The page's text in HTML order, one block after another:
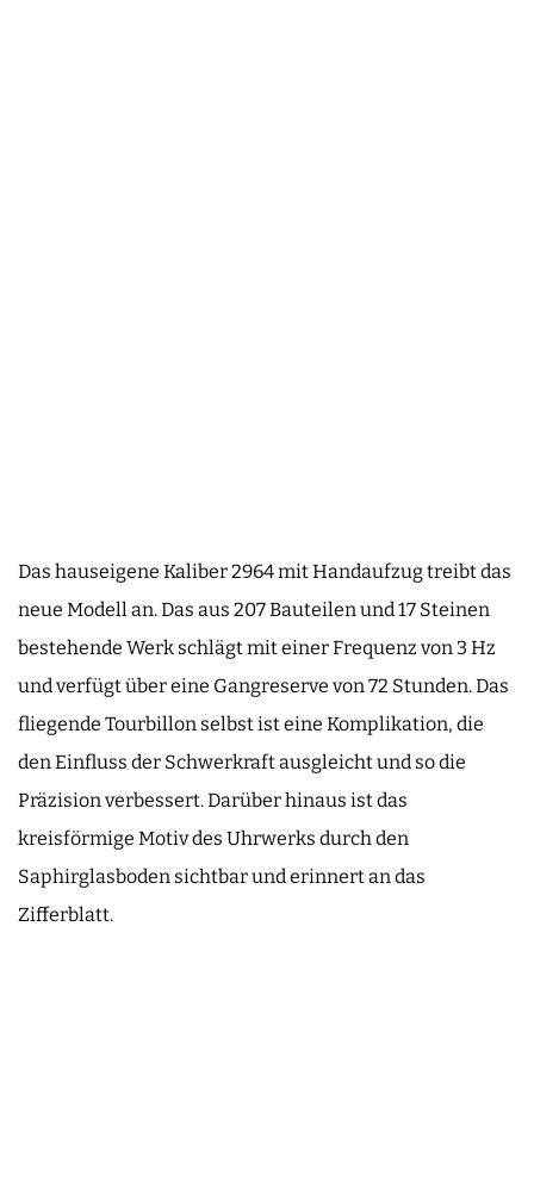
Das hauseigene Kaliber 2964 mit Handaufzug treibt das
neue Modell an. Das aus 207 Bauteilen und 17 Steinen
bestehende Werk schlägt mit einer Frequenz von 3 Hz
und verfügt über eine Gangreserve von 72 Stunden. Das
fliegende Tourbillon selbst ist eine Komplikation, die
den Einfluss der Schwerkraft ausgleicht und so die
Präzision verbessert. Darüber hinaus ist das
kreisförmige Motiv des Uhrwerks durch den
Saphirglasboden sichtbar und erinnert an das
Zifferblatt.